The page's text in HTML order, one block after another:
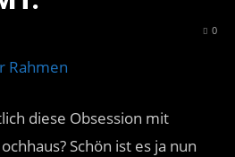
0
diese Obsession mit
Schön ist es ja nun